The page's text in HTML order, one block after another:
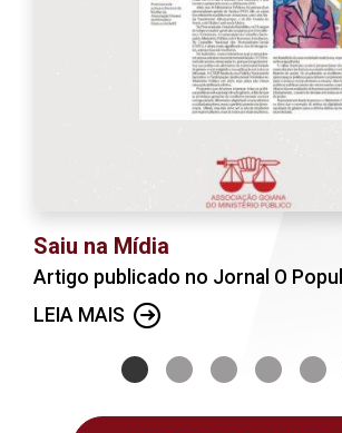
Saiu na Mídia
Artigo publicado no Jornal O
LEIA MAIS